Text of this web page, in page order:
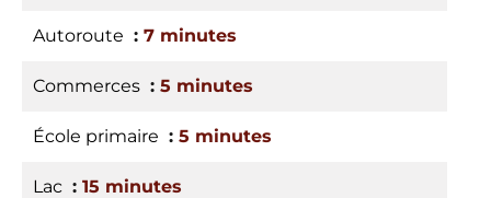
Autoroute 7 minutes
Commerces 5 minutes
École primaire 5 minutes
Lac 15 minutes